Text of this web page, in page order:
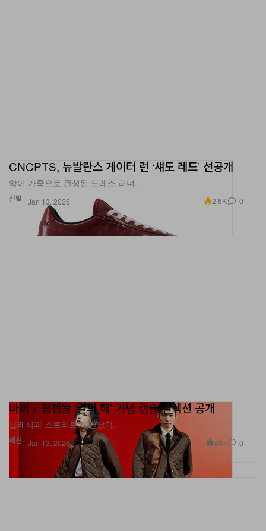
신발
CNCPTS, 뉴발란스 게이터 런 ‘섀도 레드’ 선공개
악어 가죽으로 완성된 드레스 러너.
Jan 13, 2026 2.6K 0
패션
바버 x 펑첸왕 ‘말의 해’ 기념 캡슐 컬렉션 공개
클래식과 스트리트가 만났다.
Jan 13, 2026 497 0